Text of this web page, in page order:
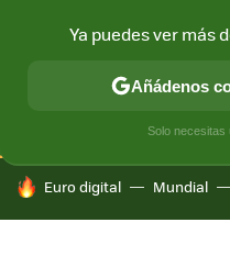
CONECTIVIDAD MÓVIL Y
HOY SE HABLA DE
Euro digital Mundial
Ya puedes ver más
Añádenos
Solo necesitas